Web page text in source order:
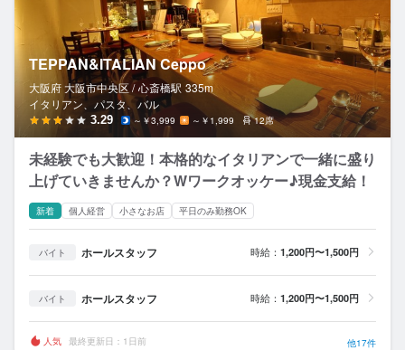
検索履歴・保存した条件
応募履歴
WEB履歴書
スカウト・メルマガ受信設定
ヘルプ・お問い合わせフォーム
掲載をご検討の店舗様へ
食べログ求人PRESS
利用規約
TEPPAN&ITALIAN Ceppo
大阪府 大阪市中央区 / 心斎橋駅 335m
イタリアン、パスタ、バル
3.29 ～￥3,999 ～￥1,999 12席
未経験でも大歓迎！本格的なイタリアンで一緒に盛り
上げていきませんか？Wワークオッケー♪現金支給！
新着 個人経営 小さなお店 平日のみ勤務OK
バイト ホールスタッフ 時給： 1,200円〜1,500円
バイト ホールスタッフ 時給： 1,200円〜1,500円
人気 最終更新日：1日前 他17件